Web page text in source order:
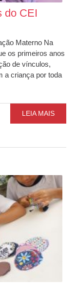
do CEI
Materno Na
os primeiros anos
de vínculos,
a criança por toda
LEIA MAIS